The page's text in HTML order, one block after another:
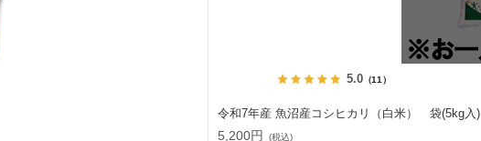
5.0（11）
令和7年産 魚沼産コシヒカリ（白米） 袋(5kg入)
5,200円 (税込)